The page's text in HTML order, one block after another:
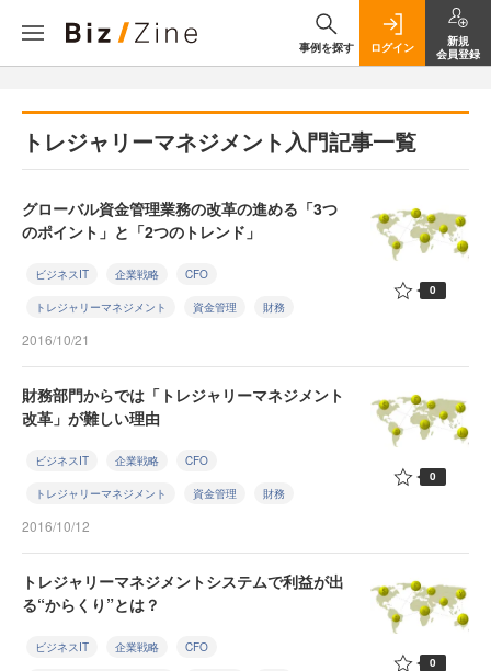
事例を探す ログイン
新規
会員登録
トレジャリーマネジメント入門記事一覧
グローバル資金管理業務の改革の進める「3つ
のポイント」と「2つのトレンド」
ビジネスIT 企業戦略 CFO
トレジャリーマネジメント 資金管理 財務
2016/10/21
0
財務部門からでは「トレジャリーマネジメント
改革」が難しい理由
ビジネスIT 企業戦略 CFO
トレジャリーマネジメント 資金管理 財務
2016/10/12
0
トレジャリーマネジメントシステムで利益が出
る“からくり”とは？
ビジネスIT 企業戦略 CFO
0